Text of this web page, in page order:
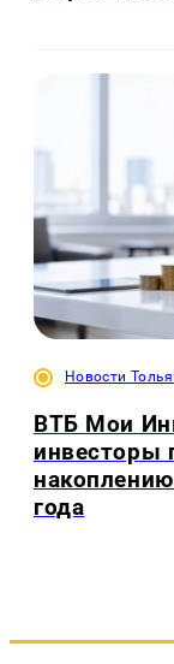
Новости
ВТБ Мои
инвесторы
года